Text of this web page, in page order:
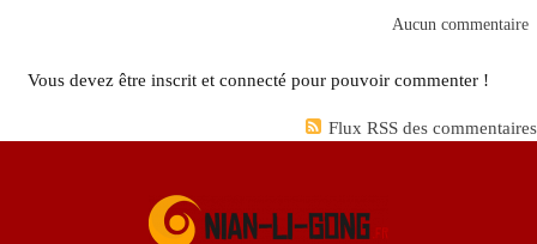
Aucun commentaire
Vous devez être inscrit et connecté pour pouvoir commenter !
Flux RSS des commentaires